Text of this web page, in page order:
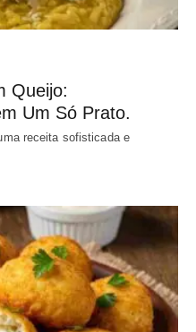
Queijo:
Um Só Prato.
receita sofisticada e